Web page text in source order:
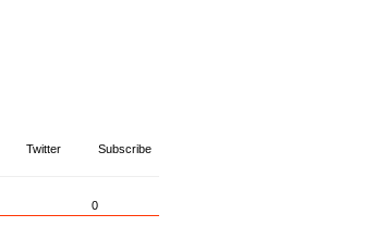
Subscribe
Twitter
0